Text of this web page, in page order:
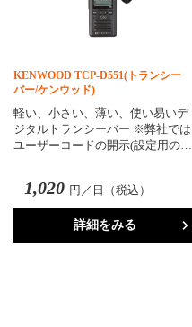
KENWOOD TCP-D551(トランシー
バー/ケンウッド)
軽い、小さい、薄い、使い易いデ
ジタルトランシーバー ※弊社では
ユーザーコードの開示(設定用の…
1,020 円／日（税込）
詳細をみる